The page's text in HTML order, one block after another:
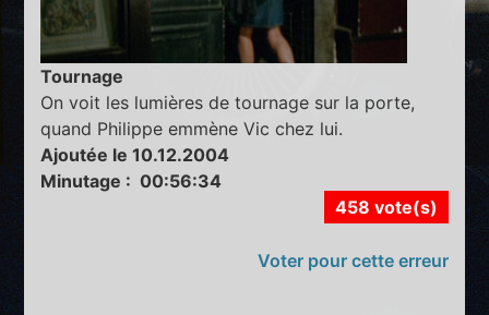
Tournage
On voit les lumières de tournage sur la porte,
quand Philippe emmène Vic chez lui.
Ajoutée le 10.12.2004
Minutage : 00:56:34
458 vote(s)
Voter pour cette erreur